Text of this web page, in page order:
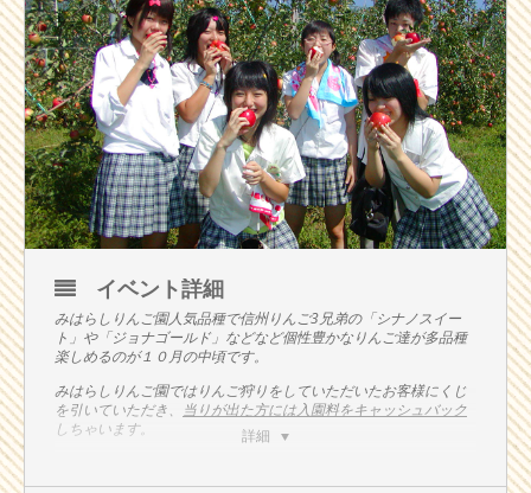
詳細
イベント詳細
みはらしりんご園人気品種で信州りんご3兄弟の「シナノスイー
ト」や「ジョナゴールド」などなど個性豊かなりんご達が多品種
楽しめるのが１０月の中頃です。
みはらしりんご園ではりんご狩りをしていただいたお客様にくじ
を引いていただき、
当りが出た方には入園料をキャッシュバック
しちゃいます。
ッキーをＧＥＴ！